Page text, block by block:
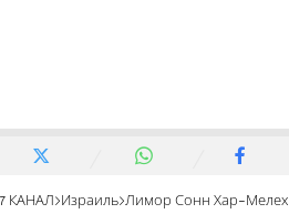
7 КАНАЛ Израиль Лимор Сонн Хар-Мелех подает иск